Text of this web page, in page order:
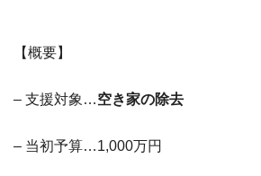
【概要】
– 支援対象…空き家の除去
– 当初予算…1,000万円